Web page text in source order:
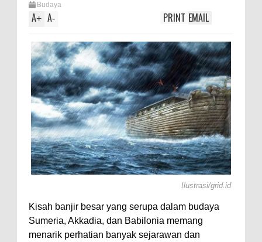
Budaya
A+ A- EMAIL
PRINT
Ilustrasi/grid.id
Kisah banjir besar yang serupa dalam budaya
Sumeria, Akkadia, dan Babilonia memang
menarik perhatian banyak sejarawan dan